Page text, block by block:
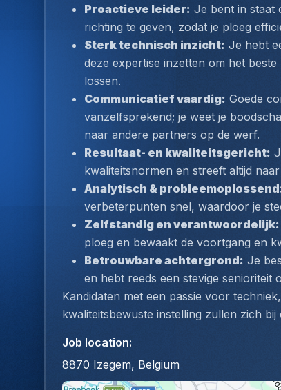
Proactieve leider: Je bent in staat
richting te geven, zodat je ploeg
Sterk technisch inzicht: Je hebt
deze expertise inzetten om het
lossen.
Communicatief vaardig: Goede
vanzelfsprekend; je weet je
naar andere partners op de werf.
Resultaat- en kwaliteitsgericht:
kwaliteitsnormen en streeft altijd
Analytisch &
verbeterpunten snel, waardoor je
Zelfstandig en verantwoordelijk:
ploeg en bewaakt de voortgang en
Betrouwbare achtergrond: Je
en hebt reeds een stevige senioriteit
Kandidaten met een passie voor
kwaliteitsbewuste instelling zullen zich
Job location:
8870 Izegem, Belgium